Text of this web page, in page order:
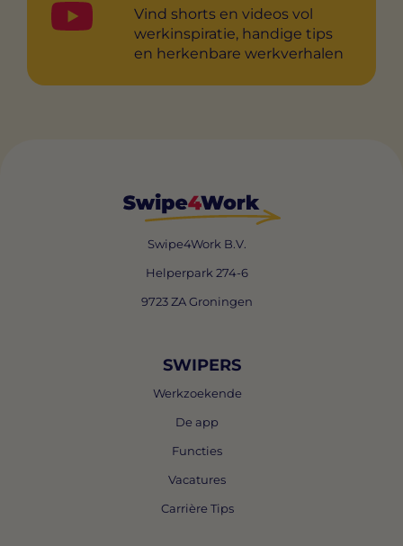
Vind shorts en videos vol
werkinspiratie, handige tips
en herkenbare werkverhalen
Swipe4Work B.V.
Helperpark 274-6
9723 ZA Groningen
SWIPERS
Werkzoekende
De app
Functies
Vacatures
Carrière Tips